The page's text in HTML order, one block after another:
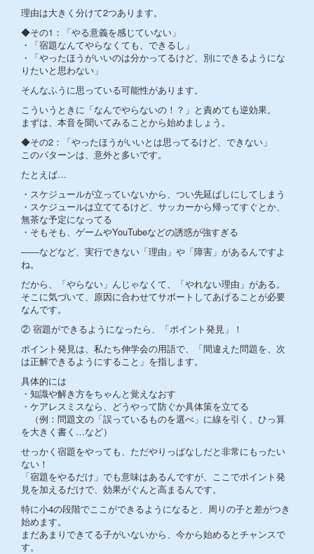
理由は大きく分けて2つあります。
◆その1：「やる意義を感じていない」
・「宿題なんてやらなくても、できるし」
・「やったほうがいいのは分かってるけど、別にできるようにな
りたいと思わない」
そんなふうに思っている可能性があります。
こういうときに「なんでやらないの！？」と責めても逆効果。
まずは、本音を聞いてみることから始めましょう。
◆その2：「やったほうがいいとは思ってるけど、できない」
このパターンは、意外と多いです。
たとえば…
・スケジュールが立っていないから、つい先延ばしにしてしまう
・スケジュールは立ててるけど、サッカーから帰ってすぐとか、
無茶な予定になってる
・そもそも、ゲームやYouTubeなどの誘惑が強すぎる
――などなど、実行できない「理由」や「障害」があるんですよ
ね。
だから、「やらない」んじゃなくて、「やれない理由」がある。
そこに気づいて、原因に合わせてサポートしてあげることが必要
なんです。
② 宿題ができるようになったら、「ポイント発見」！
ポイント発見は、私たち伸学会の用語で、「間違えた問題を、次
は正解できるようにすること」を指します。
具体的には
・知識や解き方をちゃんと覚えなおす
・ケアレスミスなら、どうやって防ぐか具体策を立てる
（例：問題文の「誤っているものを選べ」に線を引く、ひっ算
を大きく書く…など）
せっかく宿題をやっても、ただやりっぱなしだと非常にもったい
ない！
「宿題をやるだけ」でも意味はあるんですが、ここでポイント発
見を加えるだけで、効果がぐんと高まるんです。
特に小4の段階でここができるようになると、周りの子と差がつき
始めます。
まだあまりできてる子がいないから、今から始めるとチャンスで
す。